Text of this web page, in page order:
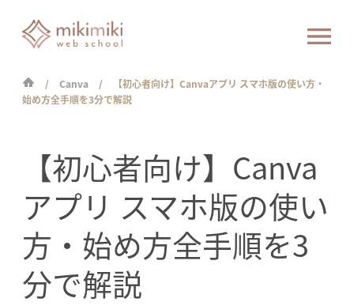
Canva
【初心者向け】Canvaアプリ スマホ版の使い方・
始め方全手順を3分で解説
【初心者向け】Canva
アプリ スマホ版の使い
方・始め方全手順を3
分で解説